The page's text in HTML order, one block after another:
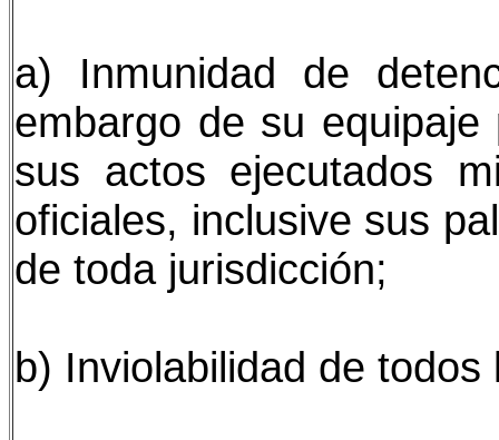
a) Inmunidad de
embargo de su
sus actos ejecutados
oficiales, inclusive sus
de toda jurisdicción;
b) Inviolabilidad de